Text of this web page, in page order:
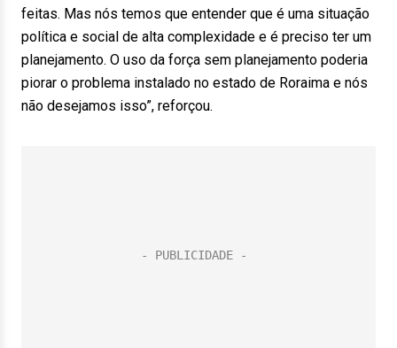
feitas. Mas nós temos que entender que é uma situação
política e social de alta complexidade e é preciso ter um
planejamento. O uso da força sem planejamento poderia
piorar o problema instalado no estado de Roraima e nós
não desejamos isso”, reforçou.